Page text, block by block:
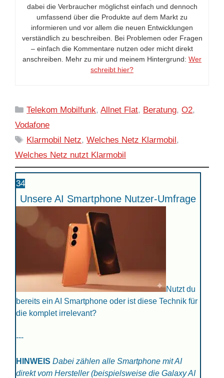
dabei die Verbraucher möglichst einfach und dennoch
umfassend über die Produkte auf dem Markt zu
informieren und vor allem die neuen Entwicklungen
verständlich zu beschreiben. Bei Problemen oder Fragen
– einfach die Kommentare nutzen oder micht direkt
anschreiben. Mehr zu mir und meinem Hintergrund: Wer
schreibt hier?
Kategorien
Telekom Mobilfunk,Allnet Flat, Beratung,O2,
Vodafone
Schlagwörter
Klarmobil Netz,Welches Netz Klarmobil,
Welches Netz nutzt Klarmobil
34
Unsere AI Smartphone Nutzer-Umfrage
Nutzt du
bereits ein AI Smartphone oder ist diese Technik für
die komplet irrelevant?
---
HINWEIS Dabei zählen alle Smartphone mit AI
direkt vom Hersteller (beispielsweise die Galaxy AI